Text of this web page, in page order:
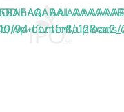
wp-content/